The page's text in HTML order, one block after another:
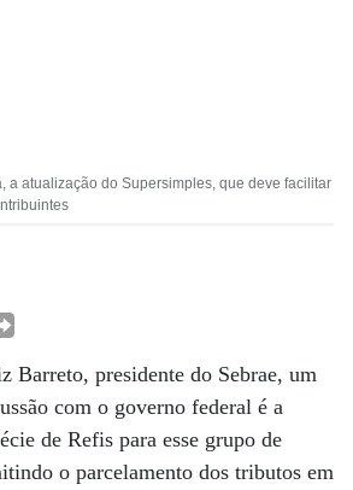
a atualização do Supersimples, que deve facilitar
Barreto, presidente do Sebrae, um
com o governo federal é a
de Refis para esse grupo de
o parcelamento dos tributos em